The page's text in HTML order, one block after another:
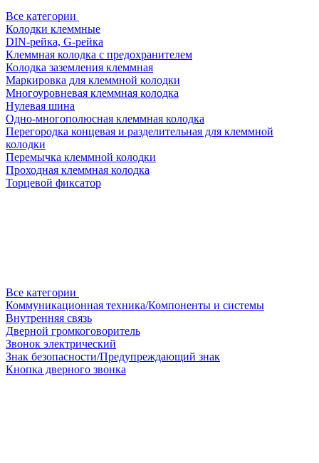
Все категории
Колодки клеммные
DIN-рейка, G-рейка
Клеммная колодка с предохранителем
Колодка заземления клеммная
Маркировка для клеммной колодки
Многоуровневая клеммная колодка
Нулевая шина
Одно-многополюсная клеммная колодка
Перегородка концевая и разделительная для клеммной
колодки
Перемычка клеммной колодки
Проходная клеммная колодка
Торцевой фиксатор
Все категории
Коммуникационная техника/Компоненты и системы
Внутренняя связь
Дверной громкоговоритель
Звонок электрический
Знак безопасности/Предупреждающий знак
Кнопка дверного звонка